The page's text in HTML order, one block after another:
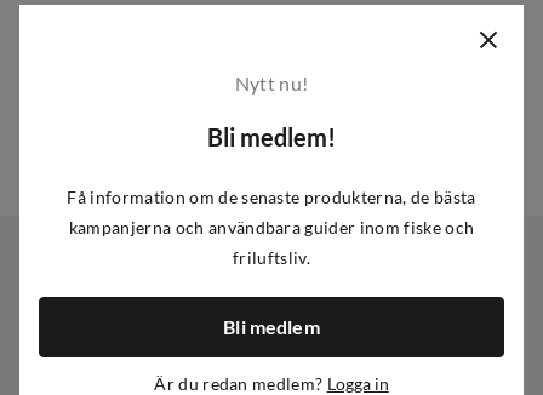
Sortiment
Nytt nu!
Bli medlem!
Få information om de senaste produkterna, de bästa
kampanjerna och användbara guider inom fiske och
friluftsliv.
Bli medlem
Är du redan medlem? Logga in